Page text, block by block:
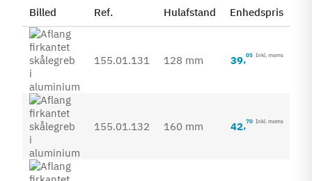
Billed Ref. Hulafstand Enhedspris
155.01.131 128 mm 39,05 Inkl. moms
155.01.132 160 mm 42,70 Inkl. moms